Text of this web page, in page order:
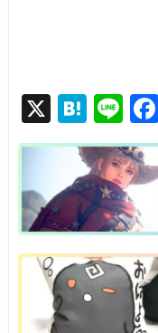
X H
at
e
n
a
Li
n
e